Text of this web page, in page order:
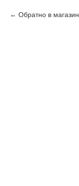
Обратно в магазин